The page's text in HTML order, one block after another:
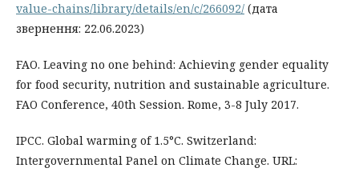
value-chains/library/details/en/c/266092/ (дата
звернення: 22.06.2023)
FAO. Leaving no one behind: Achieving gender equality
for food security, nutrition and sustainable agriculture.
FAO Conference, 40th Session. Rome, 3-8 July 2017.
IPCC. Global warming of 1.5°C. Switzerland:
Intergovernmental Panel on Climate Change. URL: